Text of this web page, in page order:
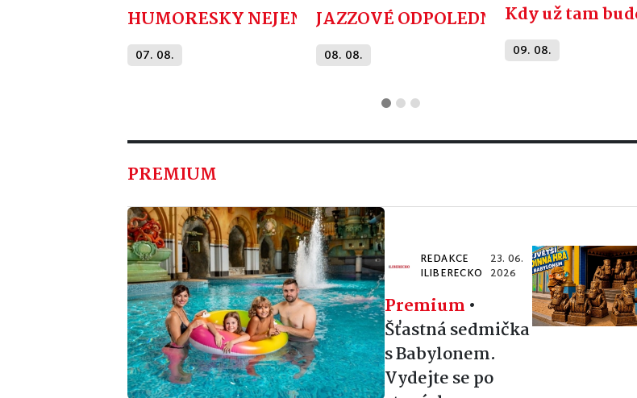
HUMORESKY NEJEN ČETNICKÉ - ZDENĚK JUNÁK NEJEN
07. 08.
JAZZOVÉ ODPOLEDNE
08. 08.
Kdy už tam
09. 08.
PREMIUM
REDAKCE
ILIBERECKO
23. 06.
2026
Premium •
Šťastná sedmička
s Babylonem.
Vydejte se po